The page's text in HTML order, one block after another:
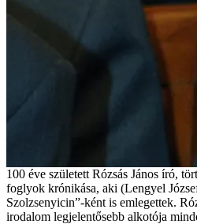
100 éve született Rózsás János író,
foglyok krónikása, aki (Lengyel
Szolzsenyicin”-ként is emlegettek.
irodalom legjelentősebb alkotója